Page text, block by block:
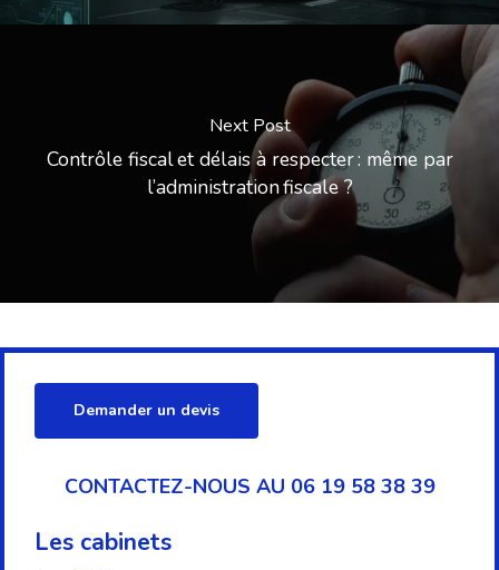
Next Post
Contrôle fiscal et délais à respecter : même par
l’administration fiscale ?
Demander un devis
CONTACTEZ-NOUS AU 06 19 58 38 39
Les cabinets